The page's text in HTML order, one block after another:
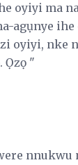
oyiyi ma
agụnye ihe
oyiyi, nke
Ọzọ "
nnukwu